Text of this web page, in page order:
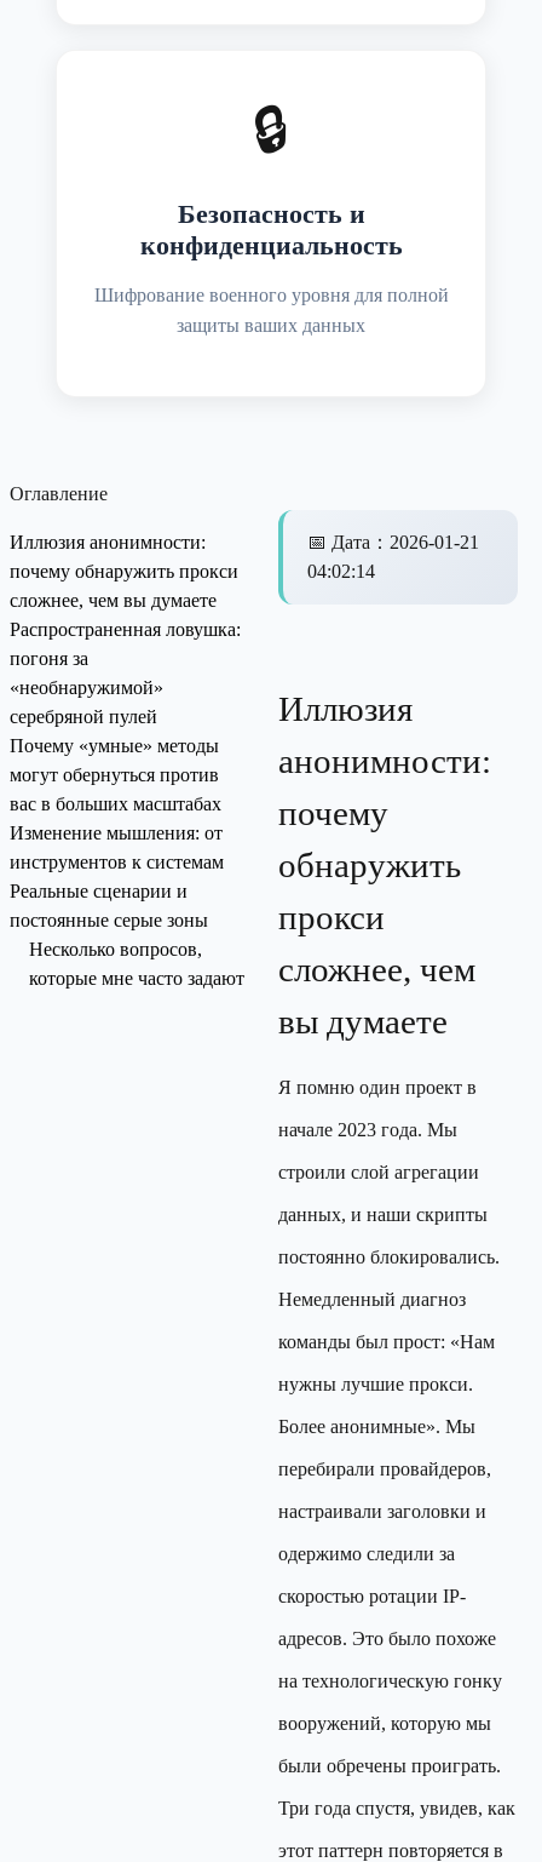
🔒
Безопасность и
конфиденциальность
Шифрование военного уровня для полной
защиты ваших данных
Оглавление
Иллюзия анонимности:
почему обнаружить прокси
сложнее, чем вы думаете
Распространенная ловушка:
погоня за
«необнаружимой»
серебряной пулей
Почему «умные» методы
могут обернуться против
вас в больших масштабах
Изменение мышления: от
инструментов к системам
Реальные сценарии и
постоянные серые зоны
Несколько вопросов,
которые мне часто задают
📅 Дата ： 2026-01-21
04:02:14
Иллюзия
анонимности:
почему
обнаружить
прокси
сложнее, чем
вы думаете
Я помню один проект в
начале 2023 года. Мы
строили слой агрегации
данных, и наши скрипты
постоянно блокировались.
Немедленный диагноз
команды был прост: «Нам
нужны лучшие прокси.
Более анонимные». Мы
перебирали провайдеров,
настраивали заголовки и
одержимо следили за
скоростью ротации IP-
адресов. Это было похоже
на технологическую гонку
вооружений, которую мы
были обречены проиграть.
Три года спустя, увидев, как
этот паттерн повторяется в